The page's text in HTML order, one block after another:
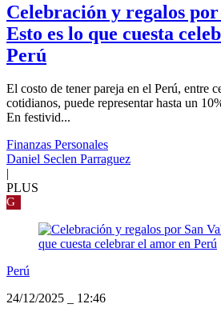
Celebración y regalos
Esto es lo que cuesta
Perú
El costo de tener pareja en el Perú, entre
cotidianos, puede representar hasta un
En festivid...
Finanzas Personales
Daniel Seclen Parraguez
PLUS
G
Perú
24/12/2025
12:46